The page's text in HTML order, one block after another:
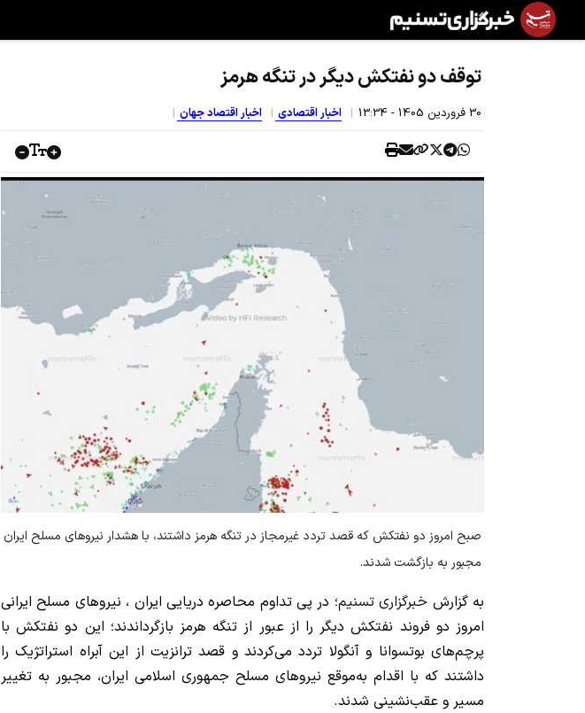
توقف دو نفتکش دیگر در تنگه هرمز
30 فروردين 1405 - 13:34 اخبار اقتصادی اخبار اقتصاد جهان
صبح امروز دو نفتکش که قصد تردد غیرمجاز در تنگه هرمز داشتند، با هشدار نیرو‌های مسلح ایران
مجبور به بازگشت شدند.
به گزارش خبرگزاری تسنیم؛ در پی تداوم محاصره دریایی ایران ، نیروهای مسلح ایرانی
امروز دو فروند نفتکش دیگر را از عبور از تنگه هرمز بازگرداندند؛ این دو نفتکش با
پرچم‌های بوتسوانا و آنگولا تردد می‌کردند و قصد ترانزیت از این آبراه استراتژیک را
داشتند که با اقدام به‌موقع نیروهای مسلح جمهوری اسلامی ایران، مجبور به تغییر
مسیر و عقب‌نشینی شدند.